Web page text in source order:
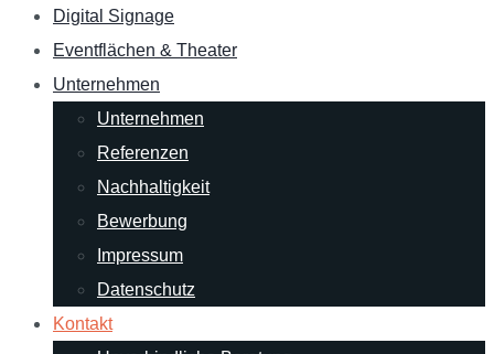
Digital Signage
Eventflächen & Theater
Unternehmen
Unternehmen
Referenzen
Nachhaltigkeit
Bewerbung
Impressum
Datenschutz
Kontakt